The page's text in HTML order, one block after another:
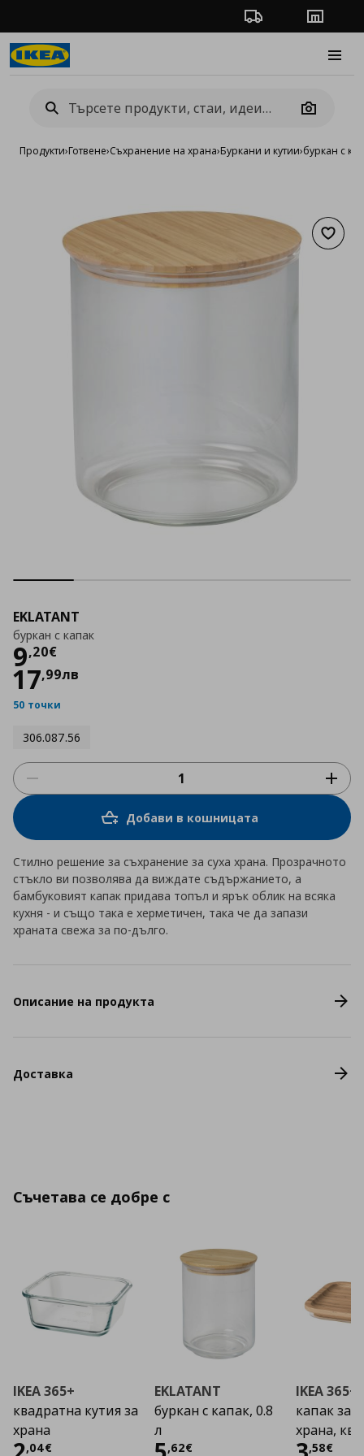
Проследяване на
Camera
Продукти›Готвене›Съхранение на храна›Буркани и кутии›буркан с
EKLATANT
буркан с капак
9,20€
Цена
17,99лв
50 точки
306.087.56
Добави в кошницата
Стилно решение за съхранение за суха храна. Прозрачното
стъкло ви позволява да виждате съдържанието, а
бамбуковият капак придава топъл и ярък облик на всяка
кухня - и също така е херметичен, така че да запази
храната свежа за по-дълго.
Описание на продукта
Доставка
Съчетава се добре с
IKEA 365+
квадратна кутия за
храна
,04€
EKLATANT
буркан с капак, 0.8
л
,62€
IKEA 365+
капак за
храна,
,58€